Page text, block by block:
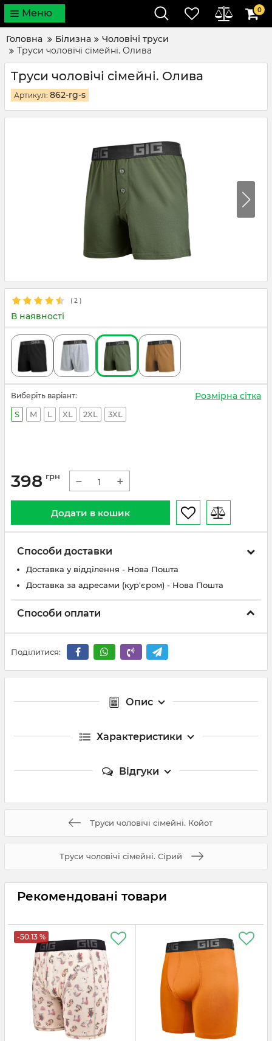
Меню 0
Головна Білизна
Чоловічі труси
Труси чоловічі сімейні. Олива
Труси чоловічі сімейні. Олива
Артикул: 862-rg-s
( 2 )
В наявності
Виберіть варіант:
S M L XL 2XL 3XL
Розмірна сітка
398 грн − +
Додати в кошик
Способи доставки
Доставка у відділення - Нова Пошта
Доставка за адресами (кур'єром) - Нова Пошта
Способи оплати
Поділитися:
Опис
Характеристики
Відгуки
Труси чоловічі сімейні. Койот
Труси чоловічі сімейні. Сірий
Рекомендовані товари
-50.13 %